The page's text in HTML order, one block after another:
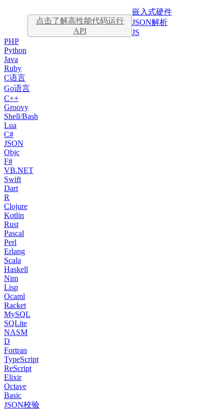
点击了解高性能代码运行
API
嵌入式硬件
JSON解析
JS
PHP
Python
Java
Ruby
C语言
Go语言
C++
Groovy
Shell/Bash
Lua
C#
JSON
Objc
F#
VB.NET
Swift
Dart
R
Clojure
Kotlin
Rust
Pascal
Perl
Erlang
Scala
Haskell
Nim
Lisp
Ocaml
Racket
MySQL
SQLite
NASM
D
Fortran
TypeScript
ReScript
Elixir
Octave
Basic
JSON校验